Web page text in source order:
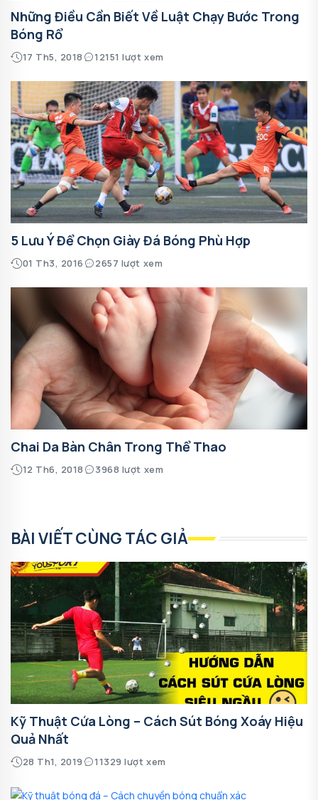
Những Điều Cần Biết Về Luật Chạy Bước Trong
Bóng Rổ
17 Th5, 2018 12151 lượt xem
5 Lưu Ý Để Chọn Giày Đá Bóng Phù Hợp
01 Th3, 2016 2657 lượt xem
Chai Da Bàn Chân Trong Thể Thao
12 Th6, 2018 3968 lượt xem
BÀI VIẾT CÙNG TÁC GIẢ
Kỹ Thuật Cứa Lòng – Cách Sút Bóng Xoáy Hiệu
Quả Nhất
28 Th1, 2019 11329 lượt xem